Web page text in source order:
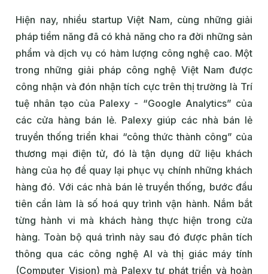
Hiện nay, nhiều startup Việt Nam, cùng những giải
pháp tiềm năng đã có khả năng cho ra đời những sản
phẩm và dịch vụ có hàm lượng công nghệ cao. Một
trong những giải pháp công nghệ Việt Nam được
công nhận và đón nhận tích cực trên thị trường là Trí
tuệ nhân tạo của Palexy - “Google Analytics” của
các cửa hàng bán lẻ. Palexy giúp các nhà bán lẻ
truyền thống triển khai “công thức thành công” của
thương mại điện tử, đó là tận dụng dữ liệu khách
hàng của họ để quay lại phục vụ chính những khách
hàng đó. Với các nhà bán lẻ truyền thống, bước đầu
tiên cần làm là số hoá quy trình vận hành. Nắm bắt
từng hành vi mà khách hàng thực hiện trong cửa
hàng. Toàn bộ quá trình này sau đó được phân tích
thông qua các công nghệ AI và thị giác máy tính
(Computer Vision) mà Palexy tự phát triển và hoàn